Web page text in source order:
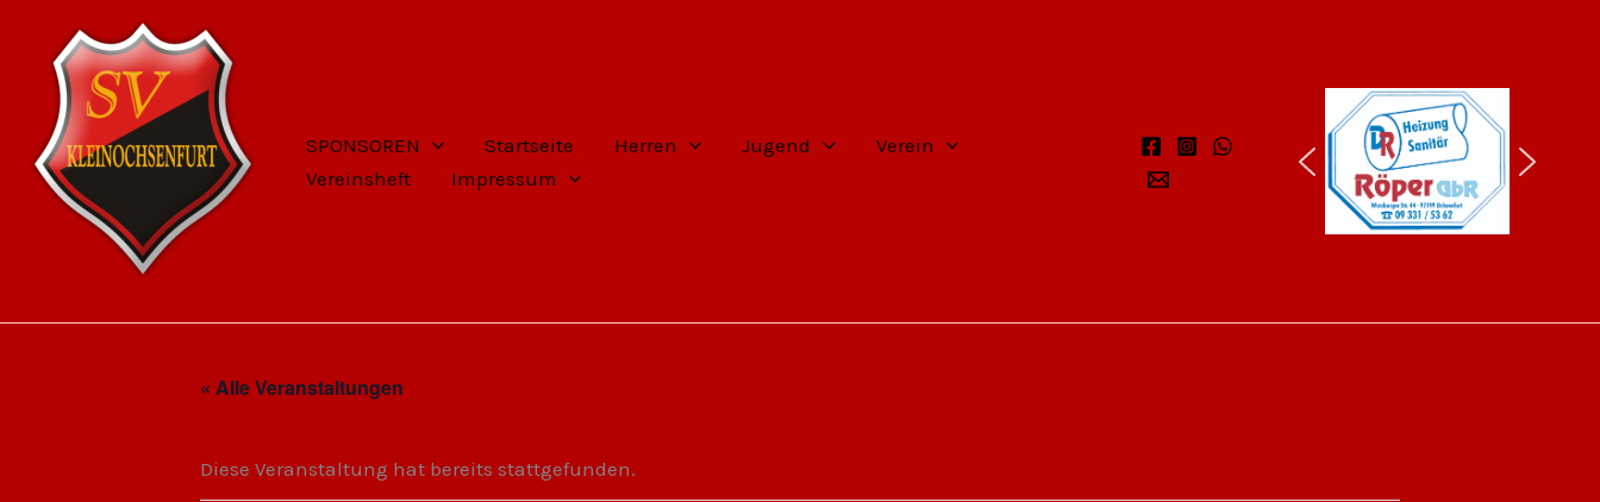
Inhalt
springen
SPONSOREN Startseite Herren Jugend
Verein
Vereinsheft
Impressum
« Alle Veranstaltungen
Diese Veranstaltung hat bereits stattgefunden.